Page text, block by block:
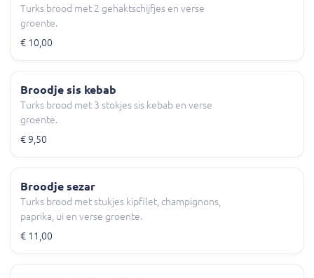
Turks brood met 2 gehaktschijfjes en verse
groente.
€ 10,00
Broodje sis kebab
Turks brood met 3 stokjes sis kebab en verse
groente.
€ 9,50
Broodje sezar
Turks brood met stukjes kipfilet, champignons,
paprika, ui en verse groente.
€ 11,00